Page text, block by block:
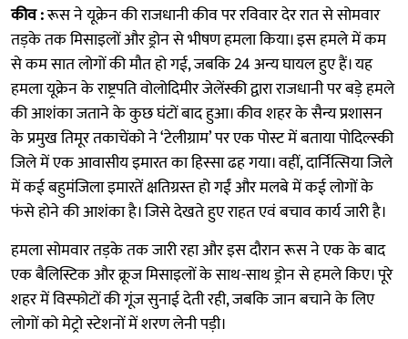
कीव :रूस ने यूक्रेन की राजधानी कीव पर रविवार देर रात से सोमवार
तड़के तक मिसाइलों और ड्रोन से भीषण हमला किया। इस हमले में कम
से कम सात लोगों की मौत हो गई, जबकि 24 अन्य घायल हुए हैं। यह
हमला यूक्रेन के राष्ट्रपति वोलोदिमीर जेलेंस्की द्वारा राजधानी पर बड़े हमले
की आशंका जताने के कुछ घंटों बाद हुआ। कीव शहर के सैन्य प्रशासन
के प्रमुख तिमूर तकाचेंको ने ‘टेलीग्राम’ पर एक पोस्ट में बताया पोदिल्स्की
जिले में एक आवासीय इमारत का हिस्सा ढह गया। वहीं, दार्नित्सिया जिले
में कई बहुमंजिला इमारतें क्षतिग्रस्त हो गईं और मलबे में कई लोगों के
फंसे होने की आशंका है। जिसे देखते हुए राहत एवं बचाव कार्य जारी है।
हमला सोमवार तड़के तक जारी रहा और इस दौरान रूस ने एक के बाद
एक बैलिस्टिक और क्रूज मिसाइलों के साथ-साथ ड्रोन से हमले किए। पूरे
शहर में विस्फोटों की गूंज सुनाई देती रही, जबकि जान बचाने के लिए
लोगों को मेट्रो स्टेशनों में शरण लेनी पड़ी।